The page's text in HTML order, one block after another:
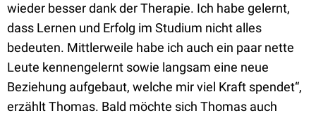
wieder besser dank der Therapie. Ich habe gelernt,
dass Lernen und Erfolg im Studium nicht alles
bedeuten. Mittlerweile habe ich auch ein paar nette
Leute kennengelernt sowie langsam eine neue
Beziehung aufgebaut, welche mir viel Kraft spendet“,
erzählt Thomas. Bald möchte sich Thomas auch